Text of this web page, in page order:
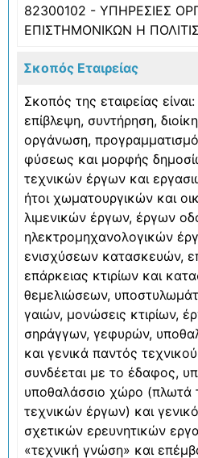
82300102 - ΥΠΗΡΕΣΙΕΣ
ΕΠΙΣΤΗΜΟΝΙΚΩΝ Η
Σκοπός Εταιρείας
Σκοπός της εταιρείας
επίβλεψη, συντήρηση,
οργάνωση,
φύσεως και μορφής
τεχνικών έργων και
ήτοι χωματουργικών και
λιμενικών έργων, έργων
ηλεκτρομηχανολογικών
ενισχύσεων κατασκευών,
επάρκειας κτιρίων και
θεμελιώσεων,
γαιών, μονώσεις κτιρίων,
σηράγγων, γεφυρών,
και γενικά παντός
συνδέεται με το έδαφος,
υποθαλάσσιο χώρο (πλωτά
τεχνικών έργων) και
σχετικών ερευνητικών
«τεχνική γνώση» και